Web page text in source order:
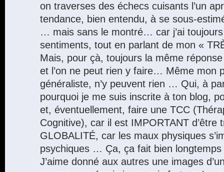
on traverses des échecs cuisants l’un
tendance, bien entendu, à se sous-
… mais sans le montré… car j’ai
sentiments, tout en parlant de mon «
Mais, pour çà, toujours la même
et l’on ne peut rien y faire… Même mon
généraliste, n’y peuvent rien … Qui, à
pourquoi je me suis inscrite à ton blog,
et, éventuellement, faire une TCC
Cognitive), car il est IMPORTANT d’être
GLOBALITÉ, car les maux physiques
psychiques … Ça, ça fait bien
J’aime donné aux autres une images